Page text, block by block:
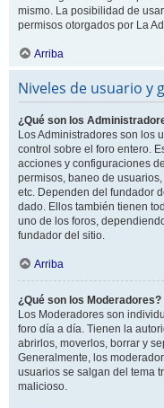
mismo. La posibilidad de
permisos otorgados por La
Arriba
Niveles de usuario y
¿Qué son los
Los Administradores son los
control sobre el foro entero.
acciones y configuraciones
permisos, baneo de
etc. Dependen del fundador
dado. Ellos también tienen
uno de los foros,
fundador del sitio.
Arriba
¿Qué son los Moderadores?
Los Moderadores son
foro día a día. Tienen la
abrirlos, moverlos, borrar y
Generalmente, los
usuarios se salgan del tema
malicioso.